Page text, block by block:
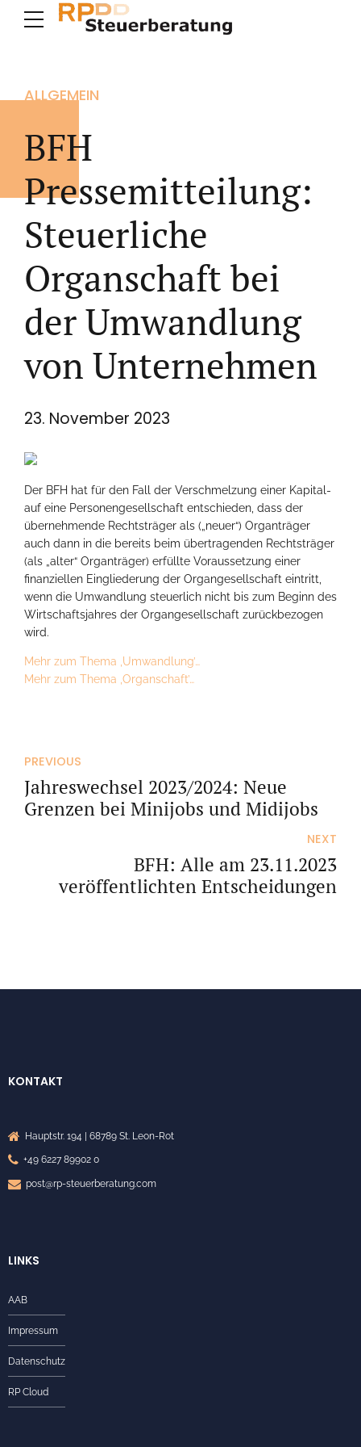
ALLGEMEIN
BFH
Pressemitteilung:
Steuerliche
Organschaft bei
der Umwandlung
von Unternehmen
23. November 2023
Der BFH hat für den Fall der Verschmelzung einer Kapital-
auf eine Personengesellschaft entschieden, dass der
übernehmende Rechtsträger als („neuer“) Organträger
auch dann in die bereits beim übertragenden Rechtsträger
(als „alter“ Organträger) erfüllte Voraussetzung einer
finanziellen Eingliederung der Organgesellschaft eintritt,
wenn die Umwandlung steuerlich nicht bis zum Beginn des
Wirtschaftsjahres der Organgesellschaft zurückbezogen
wird.
Mehr zum Thema ‚Umwandlung’…
Mehr zum Thema ‚Organschaft’…
PREVIOUS
Jahreswechsel 2023/2024: Neue
Grenzen bei Minijobs und Midijobs
NEXT
BFH: Alle am 23.11.2023
veröffentlichten Entscheidungen
KONTAKT
Hauptstr. 194 | 68789 St. Leon-Rot
+49 6227 89902 0
post@rp-steuerberatung.com
LINKS
AAB
Impressum
Datenschutz
RP Cloud